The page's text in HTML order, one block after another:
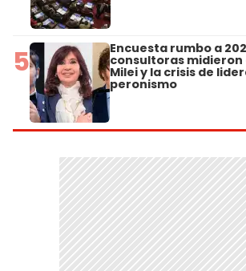
5 Encuesta rumbo a
consultoras midieron
Milei y la crisis de
peronismo